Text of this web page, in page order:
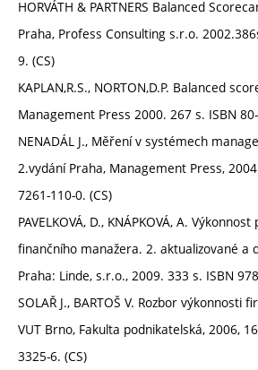
HORVÁTH & PARTNERS Balanced
Praha, Profess Consulting s.r.o.
9. (CS)
KAPLAN,R.S., NORTON,D.P. Balanced
Management Press 2000. 267 s. ISBN
NENADÁL J., Měření v systémech
2.vydání Praha, Management Press,
7261-110-0. (CS)
PAVELKOVÁ, D., KNÁPKOVÁ, A.
finančního manažera. 2. aktualizované a
Praha: Linde, s.r.o., 2009. 333 s. ISBN
SOLAŘ J., BARTOŠ V. Rozbor výkonnosti
VUT Brno, Fakulta podnikatelská, 2006,
3325-6. (CS)